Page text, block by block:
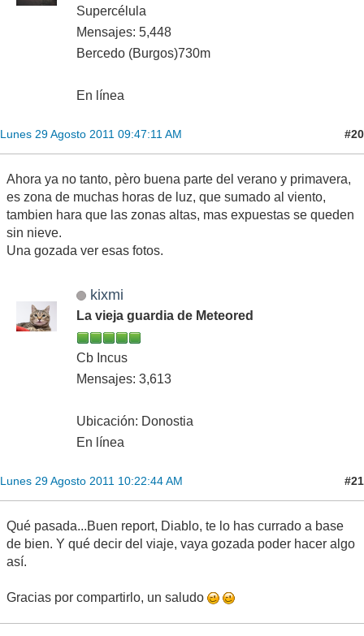
Supercélula
Mensajes: 5,448
Bercedo (Burgos)730m
En línea
Lunes 29 Agosto 2011 09:47:11 AM #20
Ahora ya no tanto, pèro buena parte del verano y primavera,
es zona de muchas horas de luz, que sumado al viento,
tambien hara que las zonas altas, mas expuestas se queden
sin nieve.
Una gozada ver esas fotos.
kixmi
La vieja guardia de Meteored
Cb Incus
Mensajes: 3,613
Ubicación: Donostia
En línea
Lunes 29 Agosto 2011 10:22:44 AM #21
Qué pasada...Buen report, Diablo, te lo has currado a base
de bien. Y qué decir del viaje, vaya gozada poder hacer algo
así.
Gracias por compartirlo, un saludo